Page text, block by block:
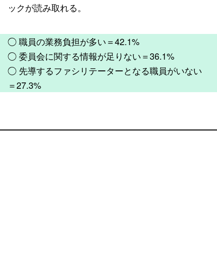
ックが読み取れる。
◯ 職員の業務負担が多い＝42.1%
◯ 委員会に関する情報が足りない＝36.1%
◯ 先導するファシリテーターとなる職員がいない
＝27.3%